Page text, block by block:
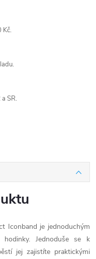
Kč.
SR.
Iconband je jednoduchým
Jednoduše se k
jej zajistíte praktickými